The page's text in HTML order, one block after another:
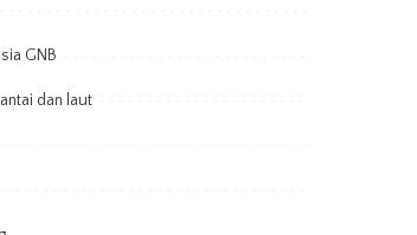
GNB
dan laut